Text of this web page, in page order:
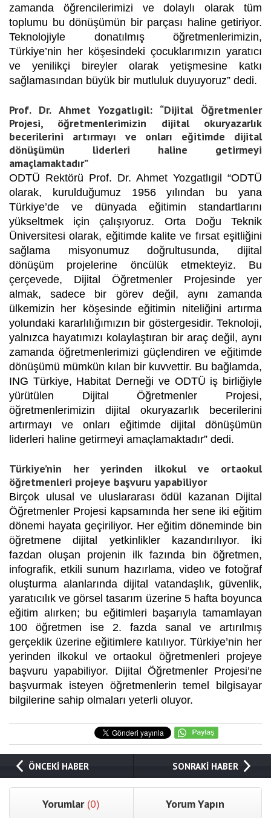
zamanda öğrencilerimizi ve dolaylı olarak tüm
toplumu bu dönüşümün bir parçası haline getiriyor.
Teknolojiyle donatılmış öğretmenlerimizin,
Türkiye’nin her köşesindeki çocuklarımızın yaratıcı
ve yenilikçi bireyler olarak yetişmesine katkı
sağlamasından büyük bir mutluluk duyuyoruz” dedi.
Prof. Dr. Ahmet Yozgatlıgil: “Dijital Öğretmenler
Projesi, öğretmenlerimizin dijital okuryazarlık
becerilerini artırmayı ve onları eğitimde dijital
dönüşümün liderleri haline getirmeyi
amaçlamaktadır”
ODTÜ Rektörü Prof. Dr. Ahmet Yozgatlıgil “ODTÜ
olarak, kurulduğumuz 1956 yılından bu yana
Türkiye’de ve dünyada eğitimin standartlarını
yükseltmek için çalışıyoruz. Orta Doğu Teknik
Üniversitesi olarak, eğitimde kalite ve fırsat eşitliğini
sağlama misyonumuz doğrultusunda, dijital
dönüşüm projelerine öncülük etmekteyiz. Bu
çerçevede, Dijital Öğretmenler Projesinde yer
almak, sadece bir görev değil, aynı zamanda
ülkemizin her köşesinde eğitimin niteliğini artırma
yolundaki kararlılığımızın bir göstergesidir. Teknoloji,
yalnızca hayatımızı kolaylaştıran bir araç değil, aynı
zamanda öğretmenlerimizi güçlendiren ve eğitimde
dönüşümü mümkün kılan bir kuvvettir. Bu bağlamda,
ING Türkiye, Habitat Derneği ve ODTÜ iş birliğiyle
yürütülen Dijital Öğretmenler Projesi,
öğretmenlerimizin dijital okuryazarlık becerilerini
artırmayı ve onları eğitimde dijital dönüşümün
liderleri haline getirmeyi amaçlamaktadır” dedi.
Türkiye’nin her yerinden ilkokul ve ortaokul
öğretmenleri projeye başvuru yapabiliyor
Birçok ulusal ve uluslararası ödül kazanan Dijital
Öğretmenler Projesi kapsamında her sene iki eğitim
dönemi hayata geçiriliyor. Her eğitim döneminde bin
öğretmene dijital yetkinlikler kazandırılıyor. İki
fazdan oluşan projenin ilk fazında bin öğretmen,
infografik, etkili sunum hazırlama, video ve fotoğraf
oluşturma alanlarında dijital vatandaşlık, güvenlik,
yaratıcılık ve görsel tasarım üzerine 5 hafta boyunca
eğitim alırken; bu eğitimleri başarıyla tamamlayan
100 öğretmen ise 2. fazda sanal ve artırılmış
gerçeklik üzerine eğitimlere katılıyor. Türkiye’nin her
yerinden ilkokul ve ortaokul öğretmenleri projeye
başvuru yapabiliyor. Dijital Öğretmenler Projesi’ne
başvurmak isteyen öğretmenlerin temel bilgisayar
bilgilerine sahip olmaları yeterli oluyor.
ÖNCEKİ HABER SONRAKİ HABER
Yorumlar (0) Yorum Yapın